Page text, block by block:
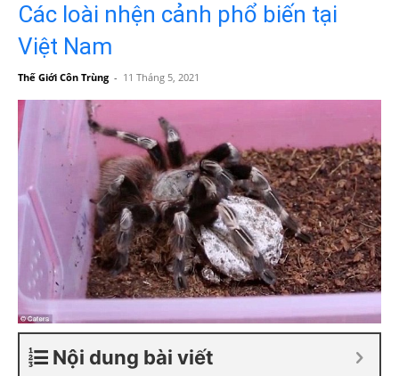
Các loài nhện cảnh phổ biến tại
Việt Nam
Thế Giới Côn Trùng - 11 Tháng 5, 2021
Nội dung bài viết